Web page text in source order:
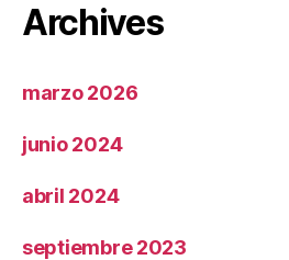
Archives
marzo 2026
junio 2024
abril 2024
septiembre 2023